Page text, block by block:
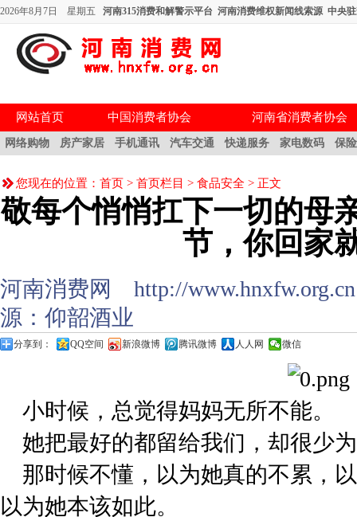
2026年8月7日 星期五 河南315消费和解警示平台 河南消费维权新闻线索源 中央
网站首页 中国消费者协会 河南省消费者协会
网络购物 房产家居 手机通讯 汽车交通 快递服务 家电数码 保
您现在的位置： 首页 > 首页栏目 > 食品安全 > 正文
敬每个悄悄扛下一切的母
节，你回家
河南消费网 http://
源：仰韶酒业
分享到： QQ空间 新浪微博 腾讯微博 人人网 微信
小时候，总觉得妈妈无所不能。
她把最好的都留给我们，却很少
那时候不懂，以为她真的不累，
以为她本该如此。